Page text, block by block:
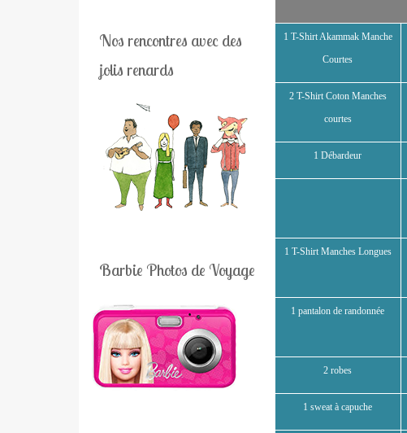
1 T-Shirt Akammak Manche
Courtes
2 T-Shirt Coton Manches
courtes
1 Débardeur
1 T-Shirt Manches Longues
1 pantalon de randonnée
2 robes
1 sweat à capuche
Nos rencontres avec des
jolis renards
Barbie Photos de Voyage